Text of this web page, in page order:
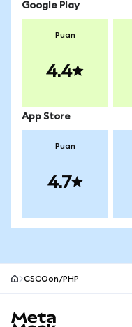
Google Play
Puan
4.4
App Store
Puan
4.7
CSCOon/PHP